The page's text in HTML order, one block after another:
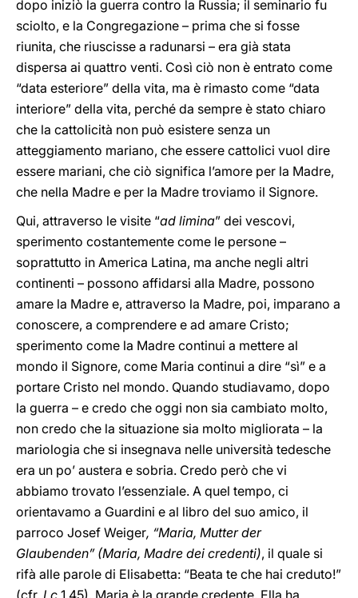
dopo iniziò la guerra contro la Russia; il seminario fu
sciolto, e la Congregazione – prima che si fosse
riunita, che riuscisse a radunarsi – era già stata
dispersa ai quattro venti. Così ciò non è entrato come
“data esteriore” della vita, ma è rimasto come “data
interiore” della vita, perché da sempre è stato chiaro
che la cattolicità non può esistere senza un
atteggiamento mariano, che essere cattolici vuol dire
essere mariani, che ciò significa l’amore per la Madre,
che nella Madre e per la Madre troviamo il Signore.
Qui, attraverso le visite “ad limina” dei vescovi,
sperimento costantemente come le persone –
soprattutto in America Latina, ma anche negli altri
continenti – possono affidarsi alla Madre, possono
amare la Madre e, attraverso la Madre, poi, imparano a
conoscere, a comprendere e ad amare Cristo;
sperimento come la Madre continui a mettere al
mondo il Signore, come Maria continui a dire “sì” e a
portare Cristo nel mondo. Quando studiavamo, dopo
la guerra – e credo che oggi non sia cambiato molto,
non credo che la situazione sia molto migliorata – la
mariologia che si insegnava nelle università tedesche
era un po’ austera e sobria. Credo però che vi
abbiamo trovato l’essenziale. A quel tempo, ci
orientavamo a Guardini e al libro del suo amico, il
parroco Josef Weiger, “Maria, Mutter der
Glaubenden” (Maria, Madre dei credenti), il quale si
rifà alle parole di Elisabetta: “Beata te che hai creduto!”
(cfr. Lc 1,45). Maria è la grande credente. Ella ha